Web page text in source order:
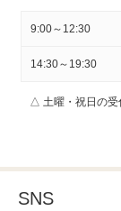
9:00～12:30
14:30～19:30
△ 土曜・祝日の受
SNS